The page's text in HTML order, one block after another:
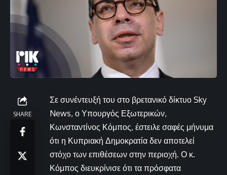
SHARE
Σε συνέντευξή του στο βρετανικό δίκτυο Sky
News, ο Υπουργός Εξωτερικών,
Κωνσταντίνος Κόμπος, έστειλε σαφές μήνυμα
ότι η Κυπριακή Δημοκρατία δεν αποτελεί
στόχο των επιθέσεων στην περιοχή. Ο κ.
Κόμπος διευκρίνισε ότι τα πρόσφατα